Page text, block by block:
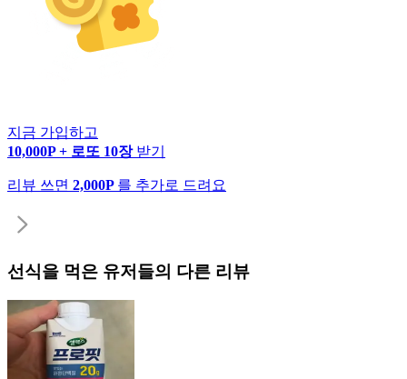
지금 가입하고
10,000P + 로또 10장 받기
리뷰 쓰면 2,000P 를 추가로 드려요
선식을 먹은 유저들의 다른 리뷰